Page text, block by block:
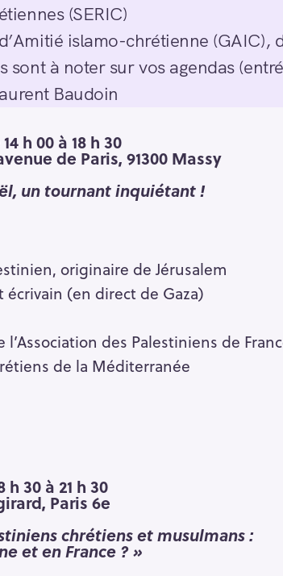
(SERIC)
islamo-chrétienne (GAIC),
sont à noter sur vos agendas
Baudoin
h 00 à 18 h 30
de Paris, 91300 Massy
un tournant inquiétant !
originaire de Jérusalem
(en direct de Gaza)
des Palestiniens de
de la Méditerranée
h 30 à 21 h 30
Paris 6e
chrétiens et musulmans :
et en France ? »